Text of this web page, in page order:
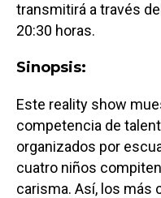
transmitirá a través
20:30 horas.
Sinopsis:
Este reality show
competencia de
organizados por
cuatro niños
carisma. Así, los más